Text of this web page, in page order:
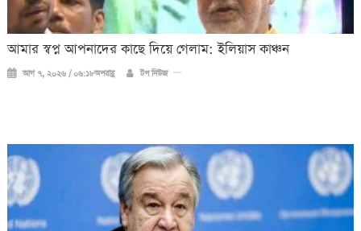
আমার স্বপ্ন আপনাদের কাছে দিয়ে গেলাম: ইলিয়াস কাঞ্চন
আগ ৭, ২০২৬ / ০৬:১৮অপরাহ্ণ টপ নিউজ